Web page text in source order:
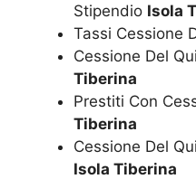
Stipendio Isola
Tassi Cessione
Cessione Del
Tiberina
Prestiti Con
Tiberina
Cessione Del
Isola Tiberina